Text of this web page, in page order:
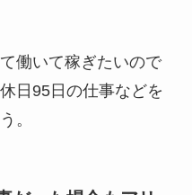
働いて稼ぎたいので
日95日の仕事などを
。